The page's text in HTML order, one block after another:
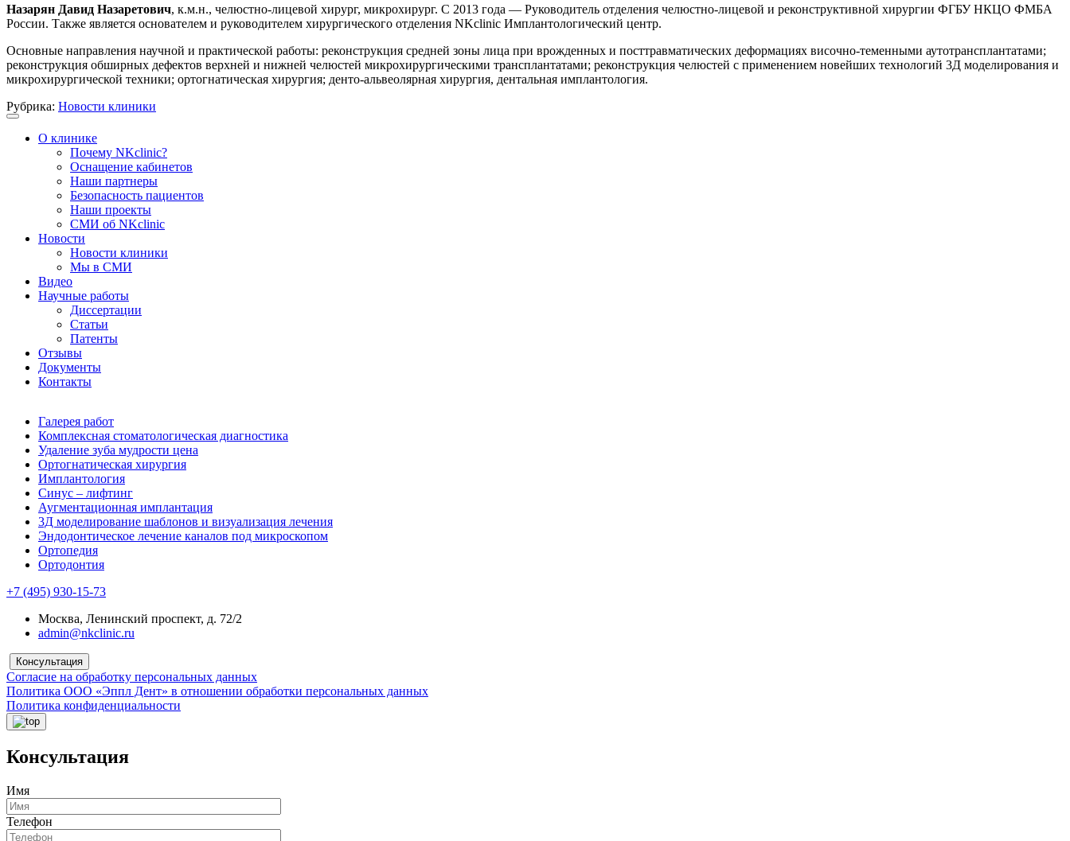
Назарян Давид Назаретович, к.м.н., челюстно-лицевой хирург, микрохирург. С 2013 года — Руководитель отделения челюстно-лицевой и реконструктивной хирургии ФГБУ НКЦО ФМБА
России. Также является основателем и руководителем хирургического отделения NKclinic Имплантологический центр.
Основные направления научной и практической работы: реконструкция средней зоны лица при врожденных и посттравматических деформациях височно-теменными аутотрансплантатами;
реконструкция обширных дефектов верхней и нижней челюстей микрохирургическими трансплантатами; реконструкция челюстей с применением новейших технологий 3Д моделирования и
микрохирургической техники; ортогнатическая хирургия; денто-альвеолярная хирургия, дентальная имплантология.
Рубрика: Новости клиники
О клинике
Почему NKclinic?
Оснащение кабинетов
Наши партнеры
Безопасность пациентов
Наши проекты
СМИ об NKclinic
Новости
Новости клиники
Мы в СМИ
Видео
Научные работы
Диссертации
Статьи
Патенты
Отзывы
Документы
Контакты
Галерея работ
Комплексная стоматологическая диагностика
Удаление зуба мудрости цена
Ортогнатическая хирургия
Имплантология
Синус – лифтинг
Аугментационная имплантация
3Д моделирование шаблонов и визуализация лечения
Эндодонтическое лечение каналов под микроскопом
Ортопедия
Ортодонтия
+7 (495) 930-15-73
Москва, Ленинский проспект, д. 72/2
admin@nkclinic.ru
Консультация
Согласие на обработку персональных данных
Политика ООО «Эппл Дент» в отношении обработки персональных данных
Политика конфиденциальности
Консультация
Имя
Телефон